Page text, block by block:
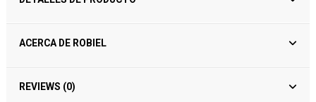
ACERCA DE ROBIEL
REVIEWS (0)